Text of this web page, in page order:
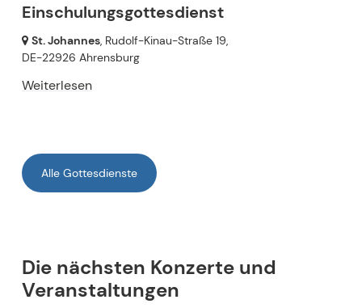
Einschulungsgottesdienst
St. Johannes, Rudolf-Kinau-Straße 19,
DE-22926 Ahrensburg
Weiterlesen
Alle Gottesdienste
Die nächsten Konzerte und
Veranstaltungen